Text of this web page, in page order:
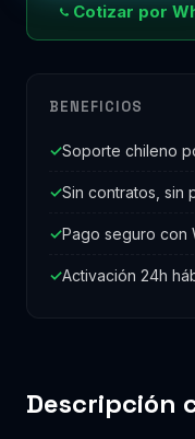
Cotizar por
BENEFICIOS
Soporte chileno
Sin contratos, sin
Pago seguro con
Activación 24h
Descripción